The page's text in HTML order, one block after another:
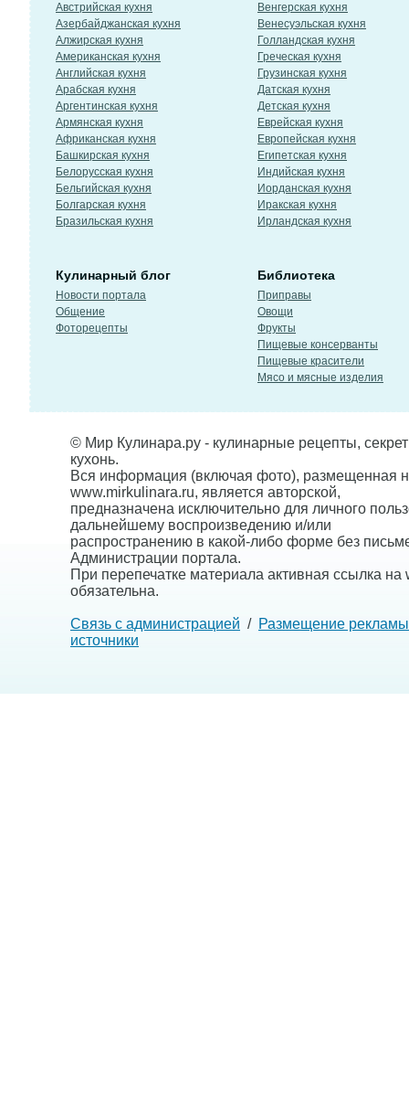
Австрийская кухня
Азербайджанская кухня
Алжирская кухня
Американская кухня
Английская кухня
Арабская кухня
Аргентинская кухня
Армянская кухня
Африканская кухня
Башкирская кухня
Белорусская кухня
Бельгийская кухня
Болгарская кухня
Бразильская кухня
Венгерская кухня
Венесуэльская кухня
Голландская кухня
Греческая кухня
Грузинская кухня
Датская кухня
Детская кухня
Еврейская кухня
Европейская кухня
Египетская кухня
Индийская кухня
Иорданская кухня
Иракская кухня
Ирландская кухня
Кулинарный блог
Новости портала
Общение
Фоторецепты
Библиотека
Приправы
Овощи
Фрукты
Пищевые консерванты
Пищевые красители
Мясо и мясные изделия
© Мир Кулинара.ру - кулинарные рецепты,
кухонь.
Вся информация (включая фото), размещенная
www.mirkulinara.ru, является авторской,
предназначена исключительно для личного
дальнейшему воспроизведению и/или
распространению в какой-либо форме без
Администрации портала.
При перепечатке материала активная ссылка на
обязательна.
Связь с администрацией / Размещение рекламы
источники